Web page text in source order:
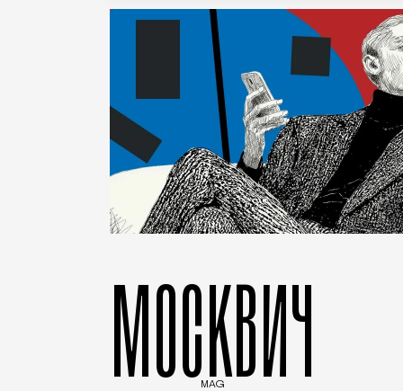
МОСКВИЧ
MAG